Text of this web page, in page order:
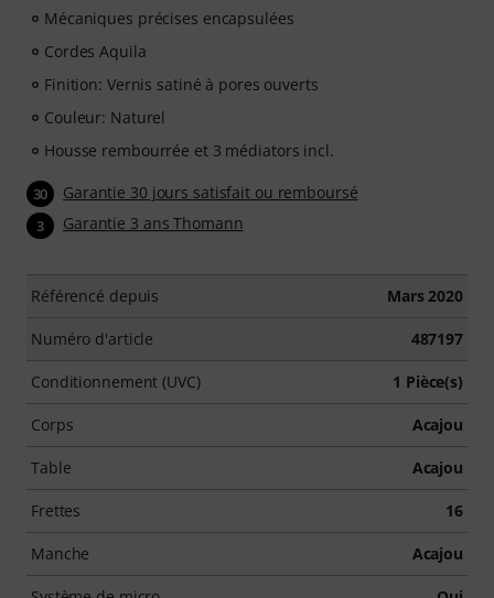
Mécaniques précises encapsulées
Cordes Aquila
Finition: Vernis satiné à pores ouverts
Couleur: Naturel
Housse rembourrée et 3 médiators incl.
30 Garantie 30 jours satisfait ou remboursé
3 Garantie 3 ans Thomann
Référencé depuis Mars 2020
Numéro d'article 487197
Conditionnement (UVC) 1 Pièce(s)
Corps Acajou
Table Acajou
Frettes 16
Manche Acajou